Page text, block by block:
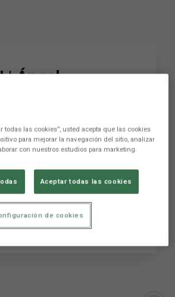
| Ángel
“Hemos
con todo
los tres
Villacampa: “Hemos intentado
los tres puntos”
todas las cookies”, usted acepta que las cookies
para mejorar la navegación del sitio, analizar
con nuestros estudios para marketing.
Aceptar todas las cookies
de cookies